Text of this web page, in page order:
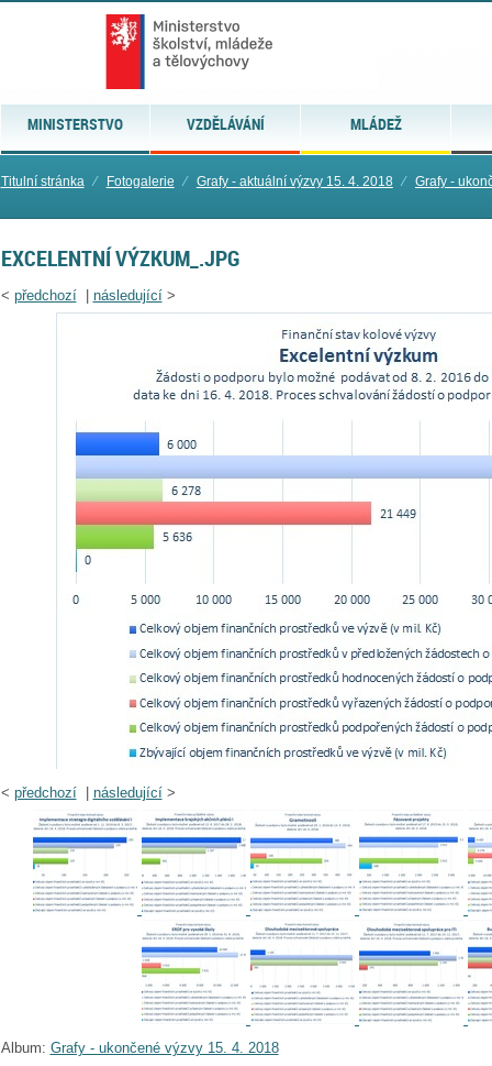
MINISTERSTVO VZDĚLÁVÁNÍ MLÁDEŽ
Titulní stránka ⁄ Fotogalerie ⁄ Grafy - aktuální výzvy 15. 4. 2018 ⁄ Grafy -
EXCELENTNÍ VÝZKUM_.JPG
< předchozí| následující>
< předchozí| následující>
Album: Grafy - ukončené výzvy 15. 4. 2018